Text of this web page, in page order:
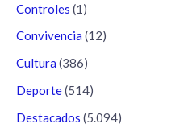
Controles (1)
Convivencia (12)
Cultura (386)
Deporte(514)
Destacados (5.094)